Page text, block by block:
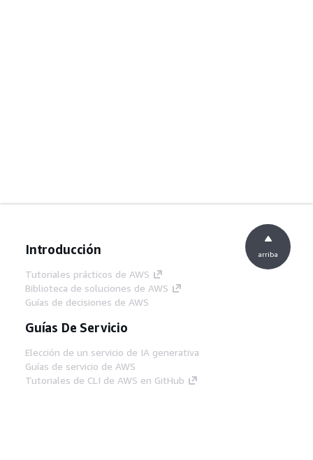
Introducción
Tutoriales prácticos de AWS
Biblioteca de soluciones de AWS
Guías de decisiones de AWS
Guías De Servicio
Elección de un servicio de IA generativa
Guías de servicio de AWS
Tutoriales de CLI de AWS en GitHub
arriba